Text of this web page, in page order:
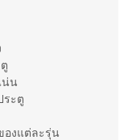
น่น
ระตู
งแต่ละรุ่น